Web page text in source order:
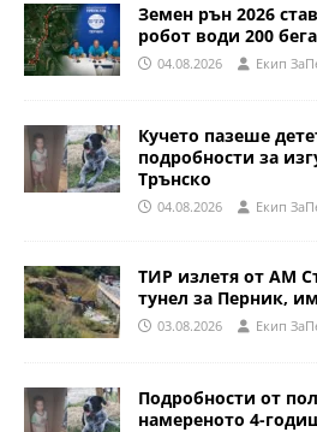
Земен рън 2026
робот води 200
04.08.2026 Eкип
Кучето пазеше
подробности за
Трънско
04.08.2026 Eкип
ТИР излетя от АМ
тунел за Перник,
03.08.2026 Eкип
Подробности от
намереното 4-